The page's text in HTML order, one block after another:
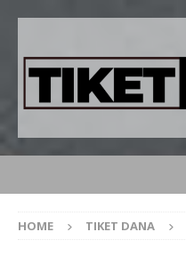
HOME TIKET DANA